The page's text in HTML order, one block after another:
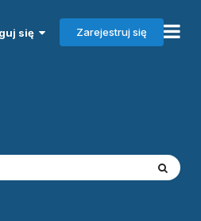
się Zarejestruj się